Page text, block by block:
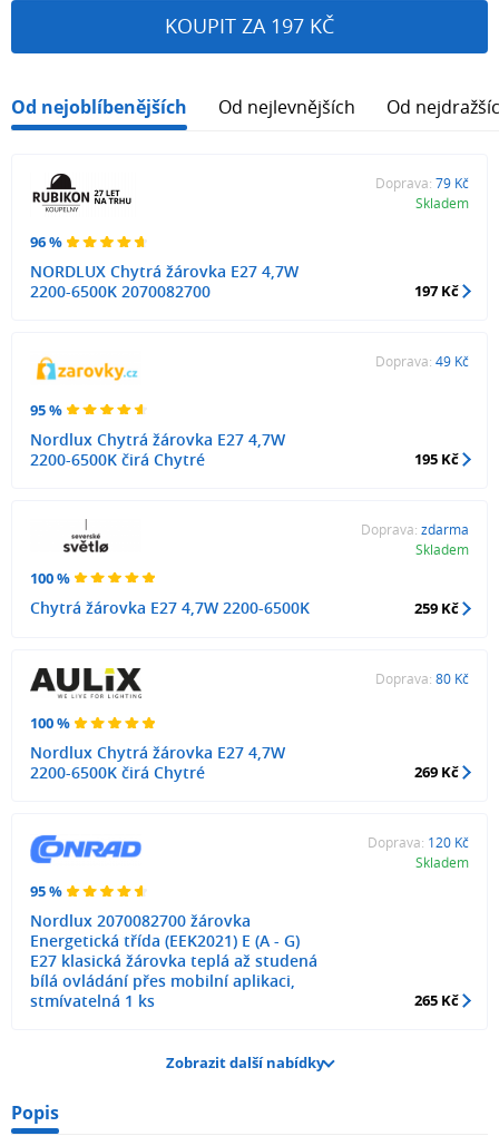
KOUPIT ZA 197 KČ
Od nejoblíbenějších Od nejlevnějších Od
96 %
NORDLUX Chytrá žárovka E27 4,7W
2200-6500K 2070082700
Doprava: 79 Kč
Skladem
197 Kč
95 %
Nordlux Chytrá žárovka E27 4,7W
2200-6500K čirá Chytré
Doprava: 49 Kč
195 Kč
100 %
Chytrá žárovka E27 4,7W 2200-6500K
Doprava: zdarma
Skladem
259 Kč
100 %
Nordlux Chytrá žárovka E27 4,7W
2200-6500K čirá Chytré
Doprava: 80 Kč
269 Kč
95 %
Nordlux 2070082700 žárovka
Energetická třída (EEK2021) E (A - G)
E27 klasická žárovka teplá až studená
bílá ovládání přes mobilní aplikaci,
stmívatelná 1 ks
Doprava: 120 Kč
Skladem
265 Kč
Zobrazit další nabídky
Popis